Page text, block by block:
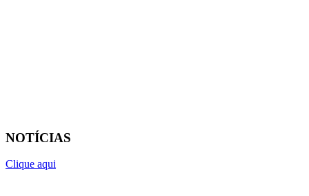
NOTÍCIAS
Clique aqui